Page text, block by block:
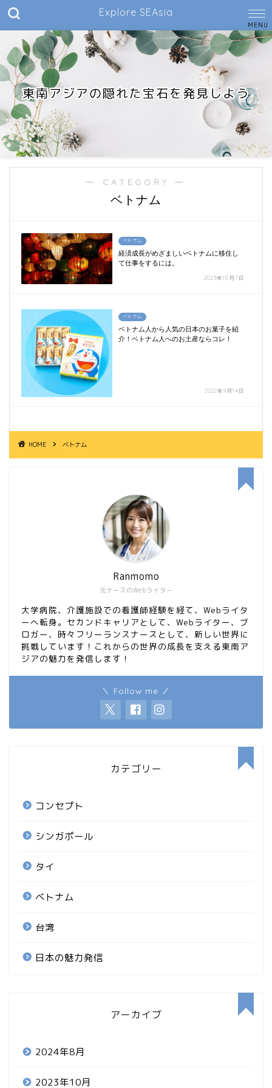
Explore SEAsia
東南アジアの隠れた宝石を発見しよう
― CATEGORY ―
ベトナム
ベトナム
経済成長がめざましいベトナムに移住し
て仕事をするには。
2023年10月7日
ベトナム
ベトナム人から人気の日本のお菓子を紹
介！ベトナム人へのお土産ならコレ！
2022年9月14日
HOME ベトナム
元ナースのWebライター
Ranmomo
大学病院、介護施設での看護師経験を経て、Webライタ
ーへ転身。セカンドキャリアとして、Webライター、ブ
ロガー、時々フリーランスナースとして、新しい世界に
挑戦しています！これからの世界の成長を支える東南ア
ジアの魅力を発信します！
＼ Follow me ／
カテゴリー
コンセプト
シンガポール
タイ
ベトナム
台湾
日本の魅力発信
アーカイブ
2024年8月
2023年10月